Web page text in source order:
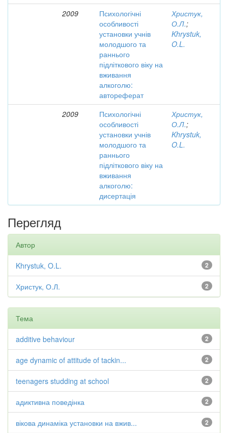
2009
Психологічні
особливості
установки учнів
молодшого та
раннього
підліткового віку на
вживання
алкоголю:
автореферат
Христук,
О.Л.;
Khrystuk,
O.L.
2009
Психологічні
особливості
установки учнів
молодшого та
раннього
підліткового віку на
вживання
алкоголю:
дисертація
Христук,
О.Л.;
Khrystuk,
O.L.
Перегляд
Автор
2
Khrystuk, O.L.
2
Христук, О.Л.
Тема
2
additive behaviour
2
age dynamic of attitude of tackin...
2
teenagers studding at school
2
адиктивна поведінка
2
вікова динаміка установки на вжив...